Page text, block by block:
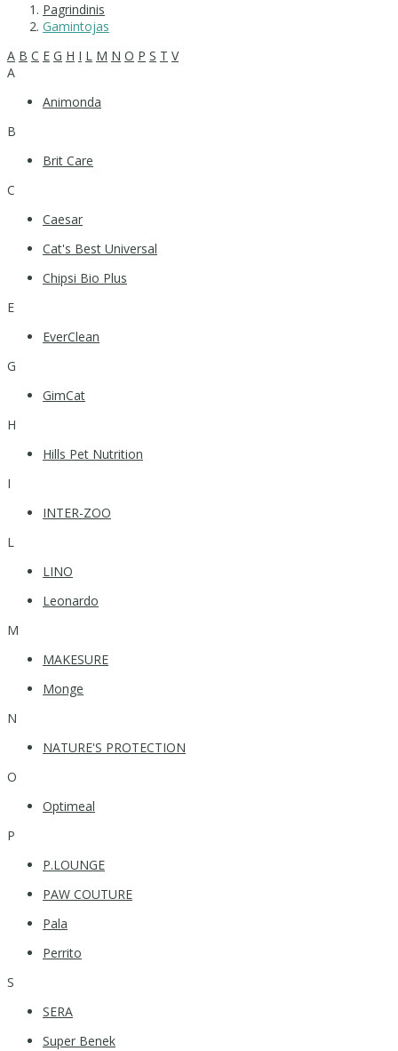
Pagrindinis
Gamintojas
A B C E G H I L M N O P S T V
A
Animonda
B
Brit Care
C
Caesar
Cat's Best Universal
Chipsi Bio Plus
E
EverClean
G
GimCat
H
Hills Pet Nutrition
I
INTER-ZOO
L
LINO
Leonardo
M
MAKESURE
Monge
N
NATURE'S PROTECTION
O
Optimeal
P
P.LOUNGE
PAW COUTURE
Pala
Perrito
S
SERA
Super Benek